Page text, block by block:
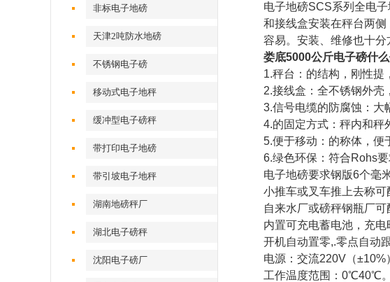
非标电子地磅
天津2吨防水地磅
不锈钢电子磅
移动式电子地秤
缓冲型电子磅秤
带打印电子地磅
带引坡电子地秤
湖南地磅秤厂
湖北电子磅秤
沈阳电子磅厂
电子地磅SCS系列全电
和接线盒安装在秤台两
容易。安装、维修也十分
娄底5000公斤电子磅什
1.秤台：的结构，刚性提
2.接线盒：全不锈钢外壳
3.信号电缆的防腐蚀：大
4.的固定方式：秤内和秤
5.便于移动：的称体，便
6.绿色环保：符合Rohs
电子地磅要求钢版6个毫
小推车或叉车推上去称可
自来水厂或磅秤钢瓶厂
内置可充电蓄电池，充电
开机自动置零,.零点自动
电源：交流220V （±10%
工作温度范围： 0℃40℃。